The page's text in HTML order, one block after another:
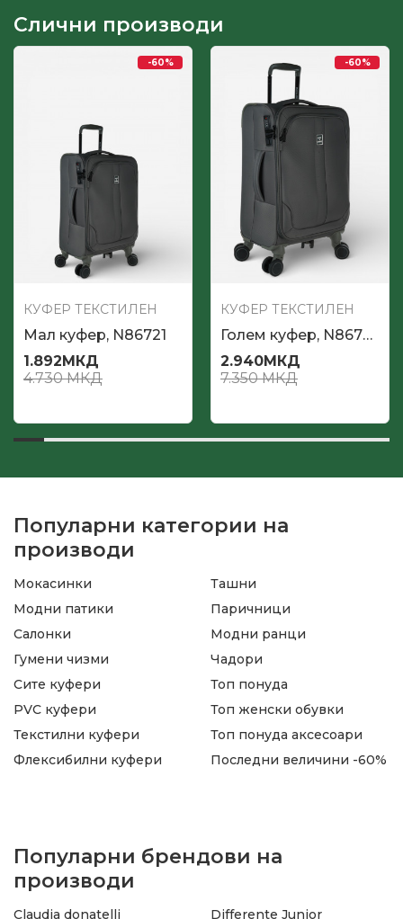
Слични производи
-60%
КУФЕР ТЕКСТИЛЕН
Мал куфер, N86721
1.892МКД
4.730МКД
-60%
КУФЕР ТЕКСТИЛЕН
Голем куфер, N86723
2.940МКД
7.350МКД
Популарни категории на
производи
Мокасинки
Модни патики
Салонки
Гумени чизми
Ташни
Паричници
Модни ранци
Чадори
Сите куфери
PVC куфери
Текстилни куфери
Флексибилни куфери
Топ понуда
Топ женски обувки
Топ понуда аксесоари
Последни величини -60%
Популарни брендови на
производи
Claudia donatelli
Differente Junior